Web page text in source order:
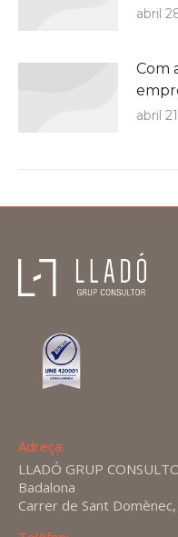
abril
Com
abril
Adreça:
LLADÓ GRUP
Badalona
Carrer de Sant